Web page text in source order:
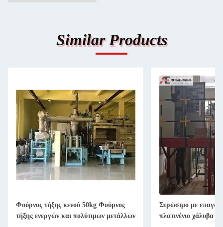
Similar Products
Φούρνος τήξης κενού 50kg Φούρνος
τήξης ενεργών και πολύτιμων μετάλλων
Στρώσιμο με
πλατινένιο χάλυβα